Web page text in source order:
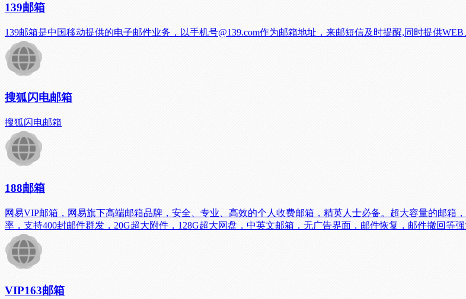
139邮箱
139邮箱是中国移动提供的电子邮件业务，以手机号@139.com作为邮箱地址，来邮短信及时提醒,同时提供
搜狐闪电邮箱
搜狐闪电邮箱
188邮箱
网易VIP邮箱，网易旗下高端邮箱品牌，安全、专业、高效的个人收费邮箱，精英人士必备。超大容量的邮
率，支持400封邮件群发，20G超大附件，128G超大网盘，中英文邮箱，无广告界面，邮件恢复，邮件撤回等
VIP163邮箱